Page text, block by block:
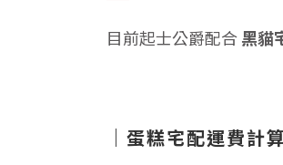
目前起士公爵配合黑貓
｜蛋糕宅配運費計